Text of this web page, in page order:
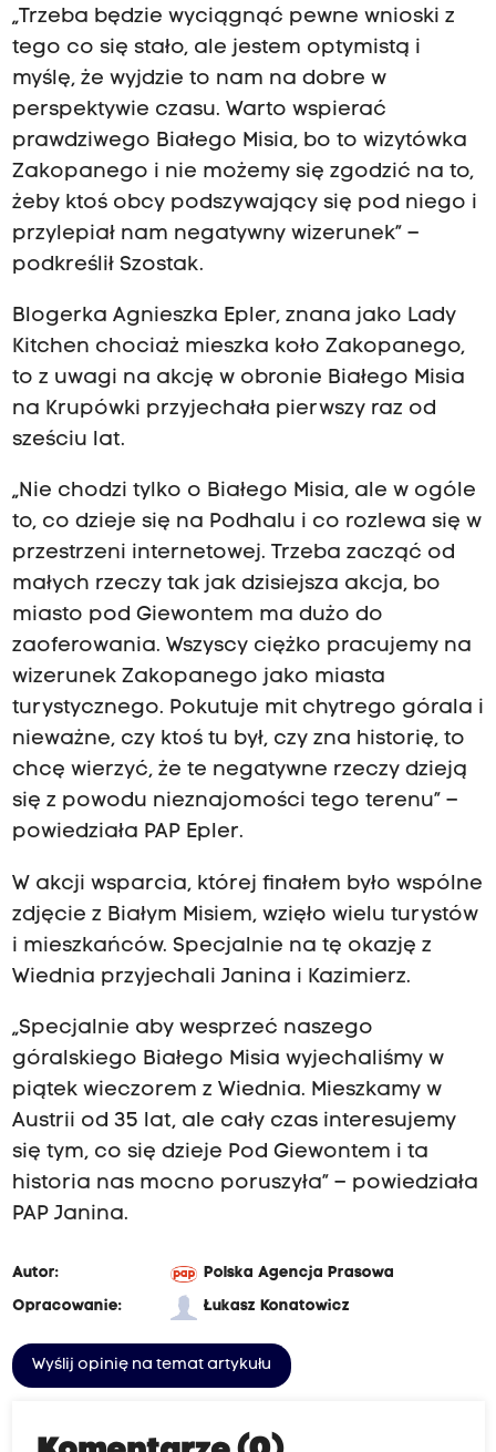
„Trzeba będzie wyciągnąć pewne wnioski z
tego co się stało, ale jestem optymistą i
myślę, że wyjdzie to nam na dobre w
perspektywie czasu. Warto wspierać
prawdziwego Białego Misia, bo to wizytówka
Zakopanego i nie możemy się zgodzić na to,
żeby ktoś obcy podszywający się pod niego i
przylepiał nam negatywny wizerunek” –
podkreślił Szostak.
Blogerka Agnieszka Epler, znana jako Lady
Kitchen chociaż mieszka koło Zakopanego,
to z uwagi na akcję w obronie Białego Misia
na Krupówki przyjechała pierwszy raz od
sześciu lat.
„Nie chodzi tylko o Białego Misia, ale w ogóle
to, co dzieje się na Podhalu i co rozlewa się w
przestrzeni internetowej. Trzeba zacząć od
małych rzeczy tak jak dzisiejsza akcja, bo
miasto pod Giewontem ma dużo do
zaoferowania. Wszyscy ciężko pracujemy na
wizerunek Zakopanego jako miasta
turystycznego. Pokutuje mit chytrego górala i
nieważne, czy ktoś tu był, czy zna historię, to
chcę wierzyć, że te negatywne rzeczy dzieją
się z powodu nieznajomości tego terenu” –
powiedziała PAP Epler.
W akcji wsparcia, której finałem było wspólne
zdjęcie z Białym Misiem, wzięło wielu turystów
i mieszkańców. Specjalnie na tę okazję z
Wiednia przyjechali Janina i Kazimierz.
„Specjalnie aby wesprzeć naszego
góralskiego Białego Misia wyjechaliśmy w
piątek wieczorem z Wiednia. Mieszkamy w
Austrii od 35 lat, ale cały czas interesujemy
się tym, co się dzieje Pod Giewontem i ta
historia nas mocno poruszyła” – powiedziała
PAP Janina.
Autor:
Polska Agencja Prasowa
Opracowanie:
Łukasz Konatowicz
Wyślij opinię na temat artykułu